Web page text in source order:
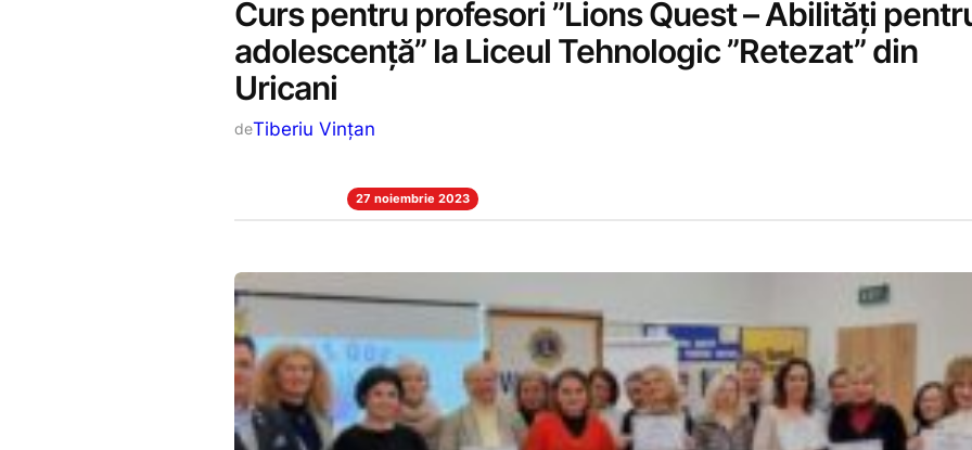
Curs pentru profesori ”Lions Quest – Abilități
adolescență” la Liceul Tehnologic ”Retezat” din
Uricani
deTiberiu Vințan
27 noiembrie 2023